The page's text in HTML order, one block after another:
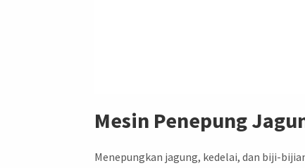
Mesin Penepung
Menepungkan jagung, kedelai, dan biji-